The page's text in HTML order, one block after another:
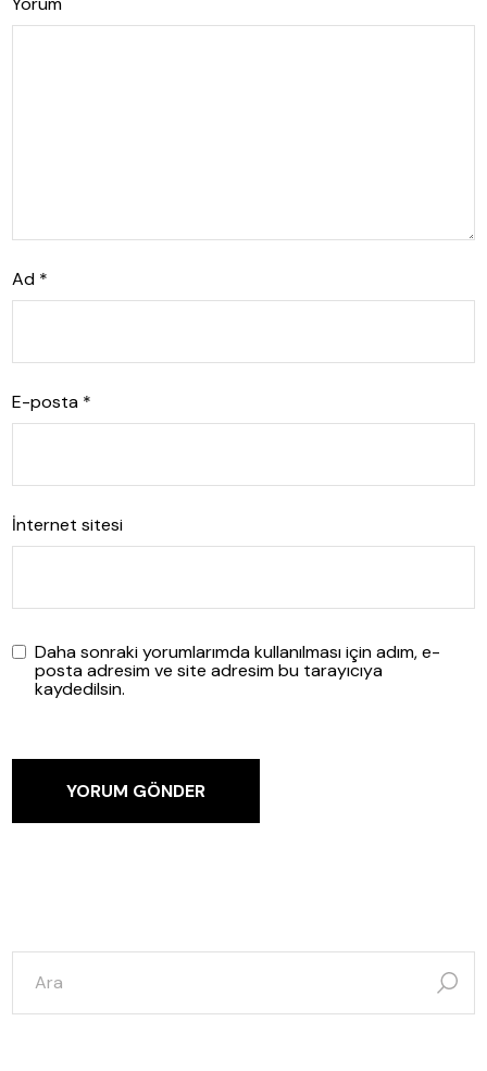
Ad *
E-posta *
İnternet sitesi
Daha sonraki yorumlarımda kullanılması için adım, e-
posta adresim ve site adresim bu tarayıcıya
kaydedilsin.
YORUM GÖNDER
şunun
ara: